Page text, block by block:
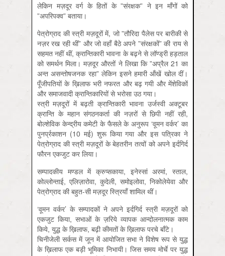
लेकिन मज़दूर वर्ग के हितों के ”संरक्षक” ने इन माँगों को
”अपरिपक्व” बताया।
पेत्रोग्राद की स्त्री मज़दूरों में, जो ”तौरिदा पैलेस पर बारीकी से
नज़र रख रही थीं” और जो वहाँ बैठे अपने ”संरक्षकों” की राय से
सहमत नहीं थीं, क्रान्तिकारी भावना के बढ़ने से लॉण्ड्री हड़ताल
को समर्थन मिला। मज़दूर औरतों ने लिखा कि ”अप्रैल 21 का
अन्त असन्तोषजनक रहा” लेकिन इसने हमारी ऑंखें खोल दीं।
पूँजीपतियों के ख़िलाफ भरी नफरत और बढ़ गयी और मेंशेविकों
और समाजवादी क्रान्तिकारियों से भरोसा उठ गया।
स्त्री मज़दूरों में बढ़ती क्रान्तिकारी भावना उर्जस्वी अक्टूबर
क्रान्ति के महान संगठनकर्ता की नज़रों से छिपी नहीं रही,
बोल्शेविक केन्द्रीय कमेटी के फैसले के अनुरूप ‘वूमन वर्कर’ का
पुनर्प्रकाशन (10 मई) शुरू किया गया और इस पत्रिका ने
पेत्रोग्राद की स्त्री मज़दूरों के बेहतरीन तत्वों को अपने इर्दगिर्द
फौरन एकजुट कर लिया।
सम्पादकीय मण्डल में क्रुप्सकाया, इनेस्सां अरमां, स्ताल,
कोल्लोन्ताई, एलिज़ारोवा, कुदेली, समोइलोवा, निकोलेयेवा और
पेत्रोग्राद की बहुत-सी मज़दूर स्त्रियाँ शामिल थीं।
‘वूमन वर्कर’ के सम्पादकों ने अपने इर्दगिर्द स्त्री मज़दूरों को
एकजुट किया, सभाओं के ज़रिये व्यापक आन्दोलनात्मक काम
किये, युद्ध के ख़िलाफ, बढ़ी कीमतों के ख़िलाफ परचे बाँटे।
चिनीजेली सर्कस में जून में आयोजित सभा ने विशेष रूप से युद्ध
के ख़िलाफ एक बड़ी भूमिका निभायी। जिस समय मोर्चे पर युद्ध